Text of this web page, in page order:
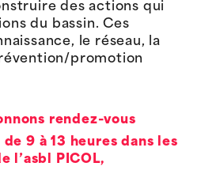
des actions qui
du bassin. Ces
le réseau, la
promotion
rendez-vous
9 à 13 heures dans les
l’asbl PICOL,